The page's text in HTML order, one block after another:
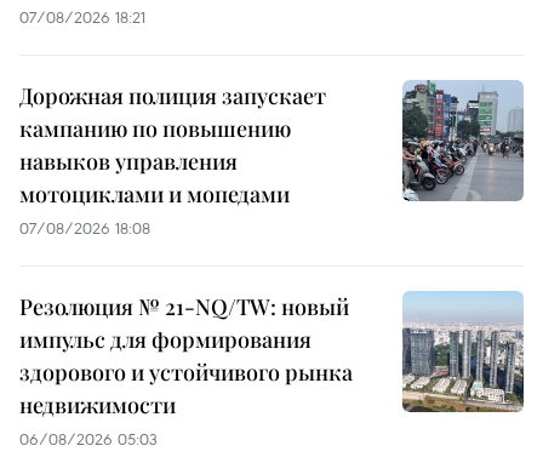
07/08/2026 18:21
Дорожная полиция запускает
кампанию по повышению
навыков управления
мотоциклами и мопедами
07/08/2026 18:08
Резолюция № 21-NQ/TW: новый
импульс для формирования
здорового и устойчивого рынка
недвижимости
06/08/2026 05:03